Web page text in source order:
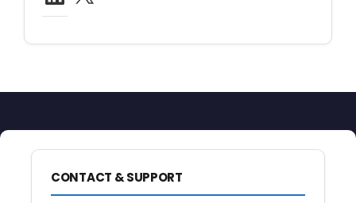
CONTACT & SUPPORT